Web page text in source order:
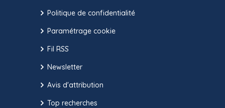
Politique de confidentialité
Paramétrage cookie
Fil RSS
Newsletter
Avis d'attribution
Top recherches